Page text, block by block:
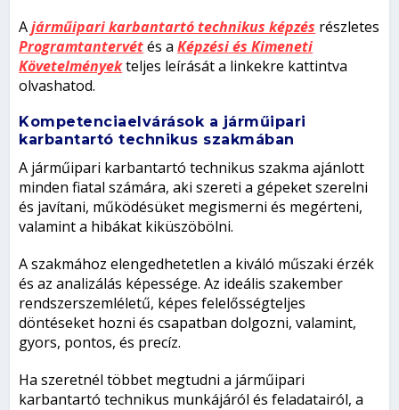
Ajárműipari karbantartó technikus képzés részletes
Programtantervétés aKépzési és Kimeneti
Követelményekteljes leírását a linkekre kattintva
olvashatod.
Kompetenciaelvárások a járműipari
karbantartó technikus szakmában
A járműipari karbantartó technikus szakma ajánlott
minden fiatal számára, aki szereti a gépeket szerelni
és javítani, működésüket megismerni és megérteni,
valamint a hibákat kiküszöbölni.
A szakmához elengedhetetlen a kiváló műszaki érzék
és az analizálás képessége. Az ideális szakember
rendszerszemléletű, képes felelősségteljes
döntéseket hozni és csapatban dolgozni, valamint,
gyors, pontos, és precíz.
Ha szeretnél többet megtudni a járműipari
karbantartó technikus munkájáról és feladatairól, a